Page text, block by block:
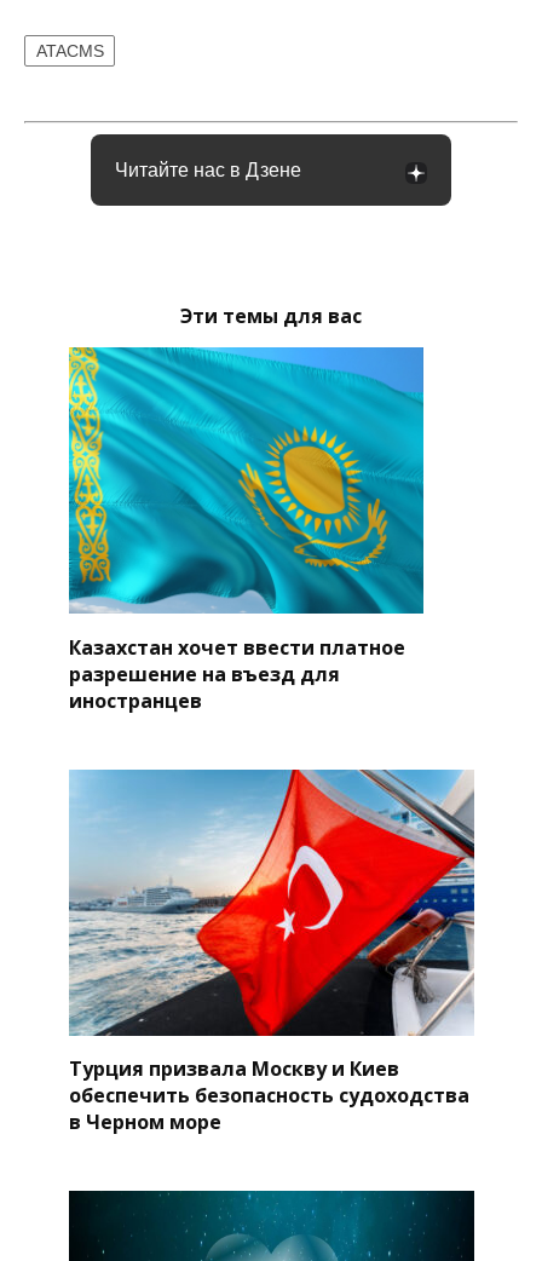
ATACMS
Читайте нас в Дзене
Эти темы для вас
Казахстан хочет ввести платное
разрешение на въезд для
иностранцев
Турция призвала Москву и Киев
обеспечить безопасность судоходства
в Черном море